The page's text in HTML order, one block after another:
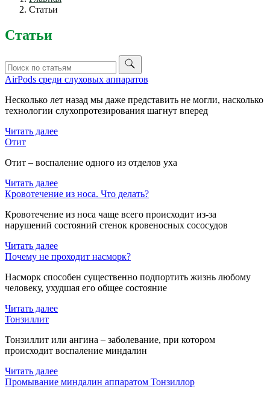
Статьи
Статьи
AirPods среди слуховых аппаратов
Несколько лет назад мы даже представить не могли, насколько
технологии слухопротезирования шагнут вперед
Читать далее
Отит
Отит – воспаление одного из отделов уха
Читать далее
Кровотечение из носа. Что делать?
Кровотечение из носа чаще всего происходит из-за
нарушений состояний стенок кровеносных сососудов
Читать далее
Почему не проходит насморк?
Насморк способен существенно подпортить жизнь любому
человеку, ухудшая его общее состояние
Читать далее
Тонзиллит
Тонзиллит или ангина – заболевание, при котором
происходит воспаление миндалин
Читать далее
Промывание миндалин аппаратом Тонзиллор